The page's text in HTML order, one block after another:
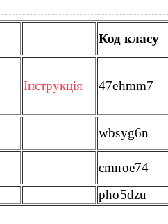
Код класу
Інструкція 47ehmm7
wbsyg6n
cmnoe74
pho5dzu